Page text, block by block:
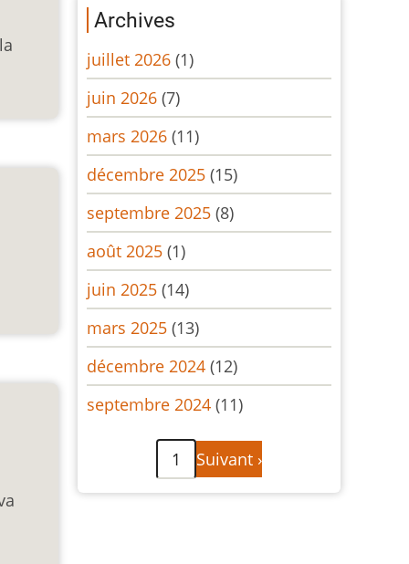
Archives
juillet 2026 (1)
juin 2026 (7)
mars 2026 (11)
décembre 2025 (15)
septembre 2025 (8)
août 2025 (1)
juin 2025 (14)
mars 2025 (13)
décembre 2024 (12)
septembre 2024 (11)
Pagination
1
Page
suivante
Suivant ›